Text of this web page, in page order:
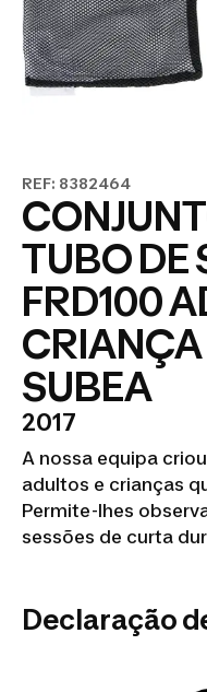
REF: 8382464
TUBO DE
FRD100
SUBEA
2017
A nossa equipa
adultos e crianças
Permite-lhes
sessões de curta
Declaração